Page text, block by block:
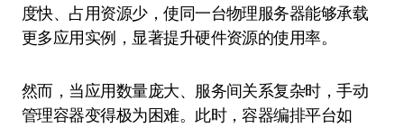
度快、占用资源少，使同一台物理服务器能够承载
更多应用实例，显著提升硬件资源的使用率。
然而，当应用数量庞大、服务间关系复杂时，手动
管理容器变得极为困难。此时，容器编排平台如